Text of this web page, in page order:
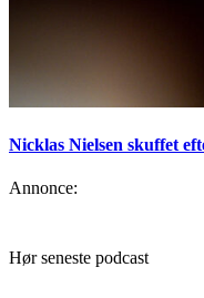
Nicklas Nielsen skuffet
Annonce:
Hør seneste podcast